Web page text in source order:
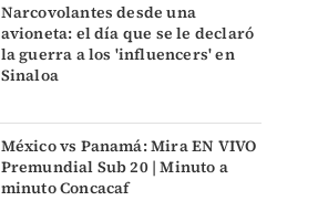
Narcovolantes desde una
avioneta: el día que se le declaró
la guerra a los 'influencers' en
Sinaloa
México vs Panamá: Mira EN VIVO
Premundial Sub 20 | Minuto a
minuto Concacaf